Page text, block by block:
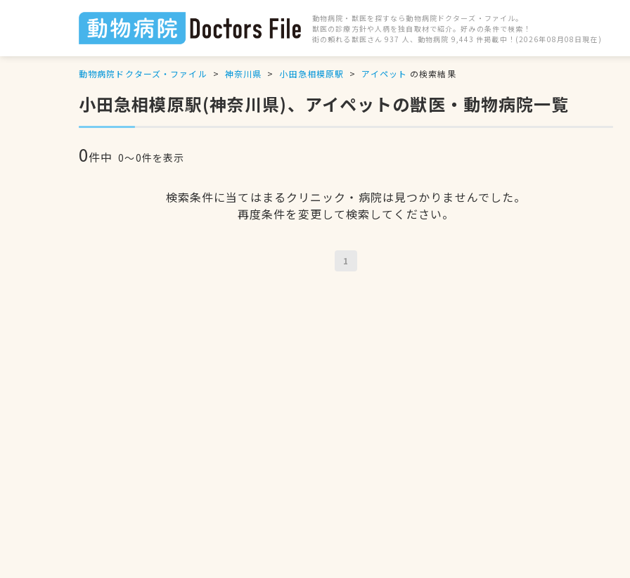
動物病院・獣医を探すなら動物病院ドクターズ・ファイル。
獣医の診療方針や人柄を独自取材で紹介。好みの条件で検索！
街の頼れる獣医さん 937 人、動物病院 9,443 件掲載中！(2026年08月08日現在)
動物病院ドクターズ・ファイル 神奈川県 小田急相模原駅 アイペット の検索結果
小田急相模原駅(神奈川県)、アイペットの獣医・動物病院一覧
0件中 0〜0件を表示
検索条件に当てはまるクリニック・病院は見つかりませんでした。
再度条件を変更して検索してください。
1